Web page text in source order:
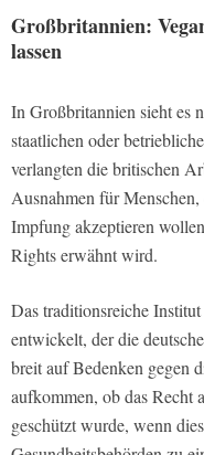
Großbritannien:
lassen
In Großbritannien sieht es
staatlichen oder
verlangten die britischen
Ausnahmen für
Impfung akzeptieren
Rights erwähnt wird.
Das traditionsreiche
entwickelt, der die
breit auf Bedenken gegen
aufkommen, ob das Recht
geschützt wurde, wenn